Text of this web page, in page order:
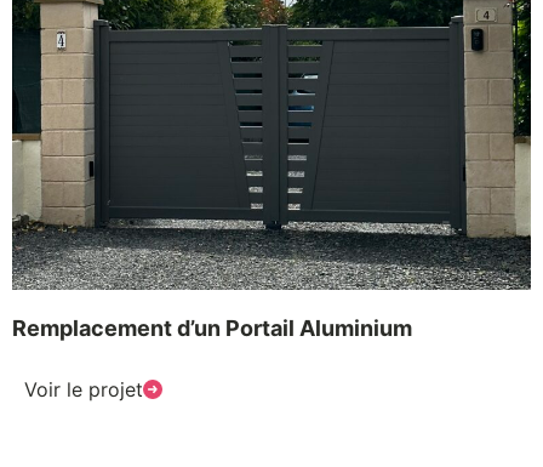
Remplacement d’un Portail Aluminium
Voir le projet